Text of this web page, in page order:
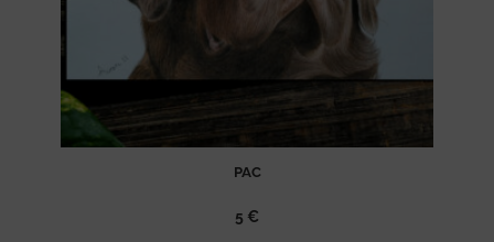
PAC
5 €